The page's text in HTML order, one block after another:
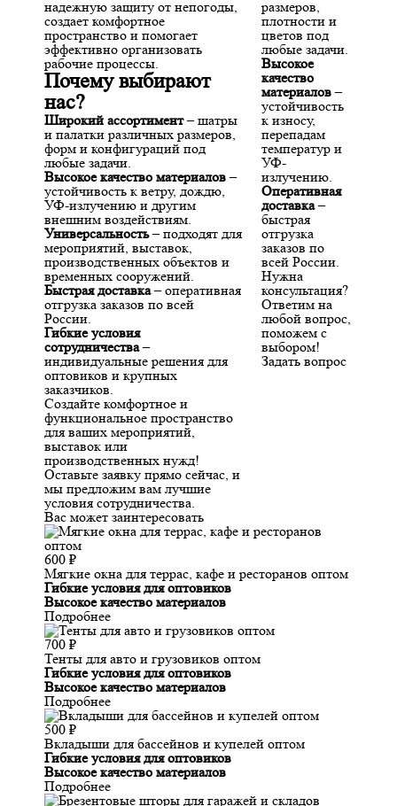
надежную защиту от непогоды,
создает комфортное
пространство и помогает
эффективно организовать
рабочие процессы.
Почему выбирают
нас?
Широкий ассортимент– шатры
и палатки различных размеров,
форм и конфигураций под
любые задачи.
Высокое качество материалов–
устойчивость к ветру, дождю,
УФ-излучению и другим
внешним воздействиям.
Универсальность– подходят для
мероприятий, выставок,
производственных объектов и
временных сооружений.
Быстрая доставка– оперативная
отгрузка заказов по всей
России.
Гибкие условия
сотрудничества–
индивидуальные решения для
оптовиков и крупных
заказчиков.
Создайте комфортное и
функциональное пространство
для ваших мероприятий,
выставок или
производственных нужд!
Оставьте заявку прямо сейчас, и
мы предложим вам лучшие
условия сотрудничества.
размеров,
плотности и
цветов под
любые задачи.
Высокое
качество
материалов–
устойчивость
к износу,
перепадам
температур и
УФ-
излучению.
Оперативная
доставка–
быстрая
отгрузка
заказов по
всей России.
Нужна
консультация?
Ответим на
любой вопрос,
поможем с
выбором!
Задать вопрос
Вас может заинтересовать
600 ₽
Мягкие окна для террас, кафе и ресторанов оптом
Гибкие условия для оптовиков
Высокое качество материалов
Подробнее
700 ₽
Тенты для авто и грузовиков оптом
Гибкие условия для оптовиков
Высокое качество материалов
Подробнее
500 ₽
Вкладыши для бассейнов и купелей оптом
Гибкие условия для оптовиков
Высокое качество материалов
Подробнее